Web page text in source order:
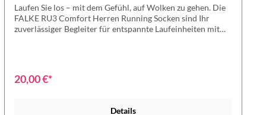
Laufen Sie los – mit dem Gefühl, auf Wolken zu gehen. Die
FALKE RU3 Comfort Herren Running Socken sind Ihr
zuverlässiger Begleiter für entspannte Laufeinheiten mit
Sie jeden Schritt und schonen gleichzeitig Gelenke und
20,00 €*
Details